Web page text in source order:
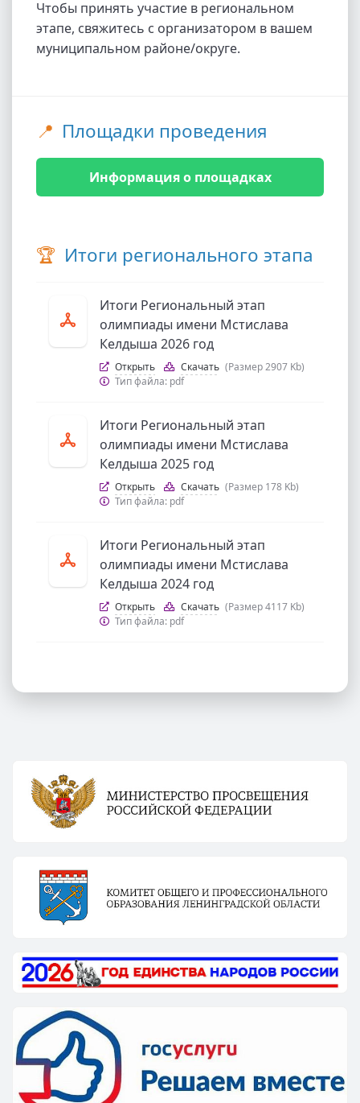
Чтобы принять участие в региональном
этапе, свяжитесь с организатором в вашем
муниципальном районе/округе.
📍 Площадки проведения
Информация о площадках
🏆 Итоги регионального этапа
Итоги Региональный этап
олимпиады имени Мстислава
Келдыша 2026 год
Открыть Скачать (Размер 2907 Kb)
Тип файла: pdf
Итоги Региональный этап
олимпиады имени Мстислава
Келдыша 2025 год
Открыть Скачать (Размер 178 Kb)
Тип файла: pdf
Итоги Региональный этап
олимпиады имени Мстислава
Келдыша 2024 год
Открыть Скачать (Размер 4117 Kb)
Тип файла: pdf